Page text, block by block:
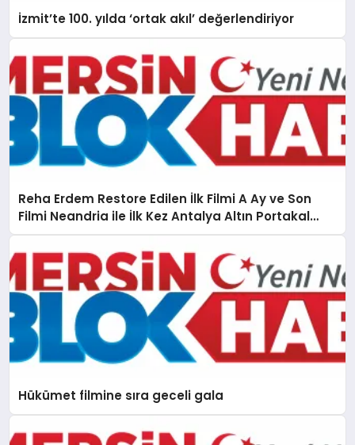
İzmit’te 100. yılda ‘ortak akıl’ değerlendiriyor
Reha Erdem Restore Edilen İlk Filmi A Ay ve Son
Filmi Neandria ile İlk Kez Antalya Altın Portakal
Film Festivali’nde
Hükümet filmine sıra geceli gala